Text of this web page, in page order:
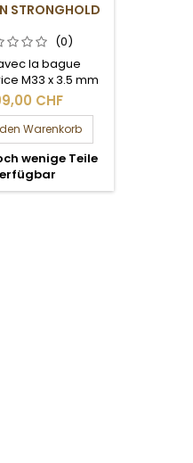
STRONGHOLD
(0)
la bague
M33 x 3.5 mm
CHF
Warenkorb
wenige Teile